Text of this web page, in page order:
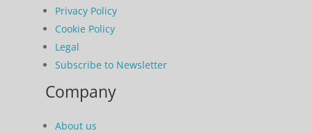
Privacy Policy
Cookie Policy
Legal
Subscribe to Newsletter
Company
About us